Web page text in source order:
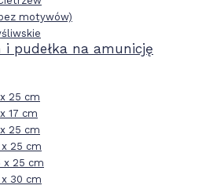
motywów)
pudełka na amunicję
25 cm
17 cm
25 cm
x 25 cm
x 25 cm
x 30 cm